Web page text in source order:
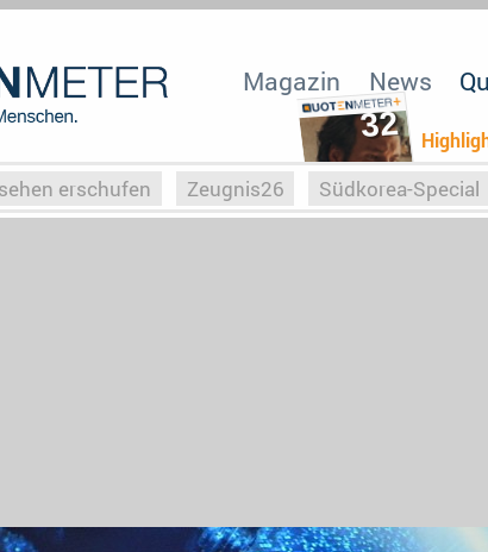
32
Magazin News
erschufen Zeugnis26 Südkorea-Special